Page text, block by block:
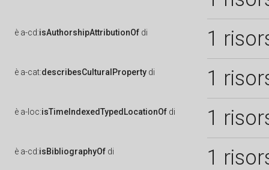
è a-cd:isAuthorshipAttributionOf di 1
è a-cat:describesCulturalProperty di 1
è a-loc:isTimeIndexedTypedLocationOf di 1
è a-cd:isBibliographyOf di 1